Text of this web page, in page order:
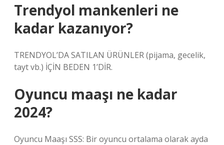
Trendyol mankenleri ne
kadar kazanıyor?
TRENDYOL’DA SATILAN ÜRÜNLER (pijama, gecelik,
tayt vb.) İÇİN BEDEN 1’DİR.
Oyuncu maaşı ne kadar
2024?
Oyuncu Maaşı SSS: Bir oyuncu ortalama olarak ayda